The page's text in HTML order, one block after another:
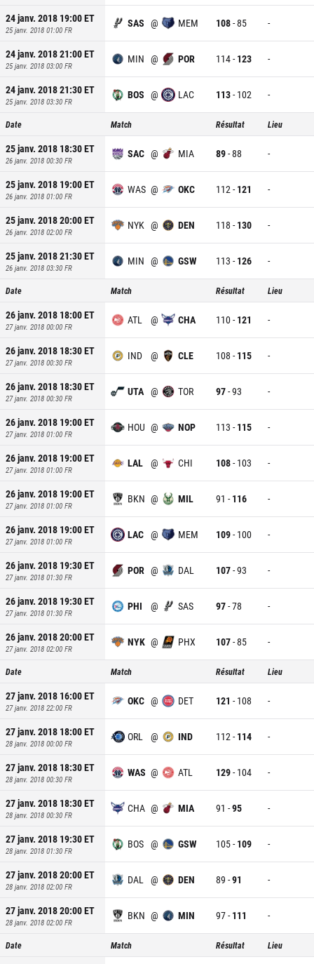
24 janv. 2018 19:00ET
25 janv. 2018 01:00 FR
SAS @ MEM 108-85 -
24 janv. 2018 21:00ET
25 janv. 2018 03:00 FR
MIN @ POR 114- 123 -
24 janv. 2018 21:30ET
25 janv. 2018 03:30 FR
BOS @ LAC 113- 102 -
Date Match Résultat Lieu
25 janv. 2018 18:30ET
26 janv. 2018 00:30 FR
SAC @ MIA 89-88 -
25 janv. 2018 19:00ET
26 janv. 2018 01:00 FR
WAS @ OKC 112- 121 -
25 janv. 2018 20:00ET
26 janv. 2018 02:00 FR
NYK @ DEN 118 - 130 -
25 janv. 2018 21:30ET
26 janv. 2018 03:30 FR
MIN @ GSW 113 - 126 -
Date Match Résultat Lieu
26 janv. 2018 18:00ET
27 janv. 2018 00:00 FR
ATL @ CHA 110- 121 -
26 janv. 2018 18:30ET
27 janv. 2018 00:30 FR
IND @ CLE 108 - 115 -
26 janv. 2018 18:30ET
27 janv. 2018 00:30 FR
UTA @ TOR 97-93 -
26 janv. 2018 19:00ET
27 janv. 2018 01:00 FR
HOU @ NOP 113 - 115 -
26 janv. 2018 19:00ET
27 janv. 2018 01:00 FR
LAL @ CHI 108- 103 -
26 janv. 2018 19:00ET
27 janv. 2018 01:00 FR
BKN @ MIL 91 - 116 -
26 janv. 2018 19:00ET
27 janv. 2018 01:00 FR
LAC @ MEM 109- 100 -
26 janv. 2018 19:30ET
27 janv. 2018 01:30 FR
POR @ DAL 107-93 -
26 janv. 2018 19:30ET
27 janv. 2018 01:30 FR
PHI @ SAS 97-78 -
26 janv. 2018 20:00ET
27 janv. 2018 02:00 FR
NYK @ PHX 107-85 -
Date Match Résultat Lieu
27 janv. 2018 16:00ET
27 janv. 2018 22:00 FR
OKC @ DET 121 - 108 -
27 janv. 2018 18:00ET
28 janv. 2018 00:00 FR
ORL @ IND 112- 114 -
27 janv. 2018 18:30ET
28 janv. 2018 00:30 FR
WAS @ ATL 129- 104 -
27 janv. 2018 18:30ET
28 janv. 2018 00:30 FR
CHA @ MIA 91 -95 -
27 janv. 2018 19:30ET
28 janv. 2018 01:30 FR
BOS @ GSW 105- 109 -
27 janv. 2018 20:00ET
28 janv. 2018 02:00 FR
DAL @ DEN 89 -91 -
27 janv. 2018 20:00ET
28 janv. 2018 02:00 FR
BKN @ MIN 97- 111 -
Date Match Résultat Lieu